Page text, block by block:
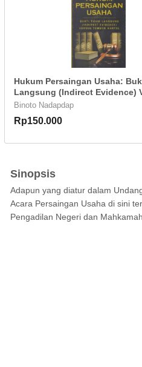
Hukum Persaingan Usaha:
Langsung (Indirect Evidence)
Binoto Nadapdap
Rp150.000
Sinopsis
Adapun yang diatur dalam
Acara Persaingan Usaha di sini
Pengadilan Negeri dan